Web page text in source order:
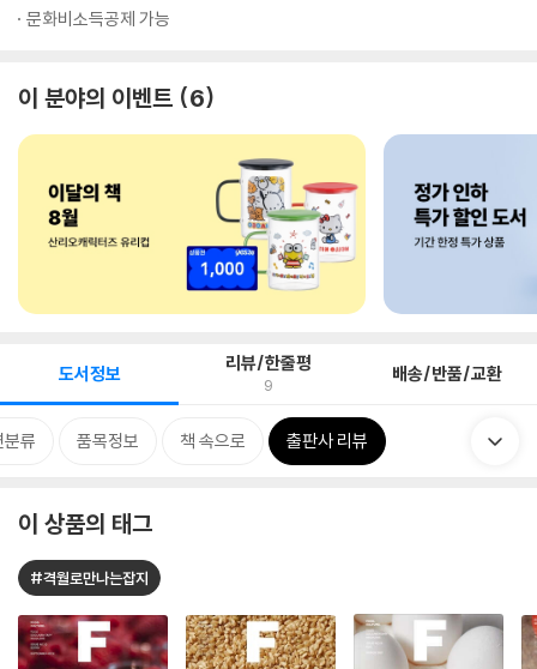
문화비소득공제 가능
이 분야의 이벤트 6
도서정보 리뷰/한줄평
9 배송/반품/교환
분류 품목정보 책 속으로 출판사 리뷰
이 상품의 태그
#격월로만나는잡지